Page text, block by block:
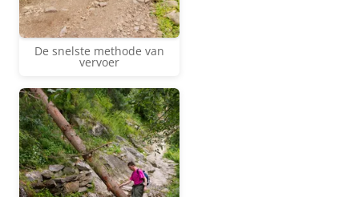
De snelste methode van
vervoer